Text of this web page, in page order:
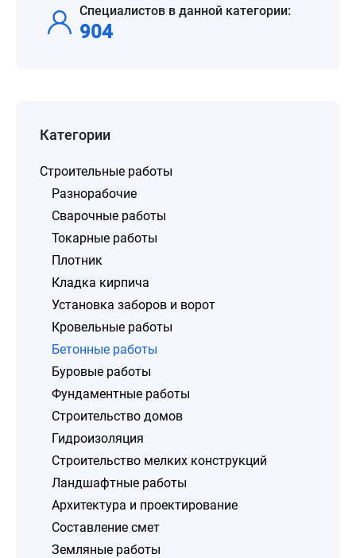
Специалистов в данной категории:
904
Категории
Строительные работы
Разнорабочие
Сварочные работы
Токарные работы
Плотник
Кладка кирпича
Установка заборов и ворот
Кровельные работы
Бетонные работы
Буровые работы
Фундаментные работы
Строительство домов
Гидроизоляция
Строительство мелких конструкций
Ландшафтные работы
Архитектура и проектирование
Составление смет
Земляные работы